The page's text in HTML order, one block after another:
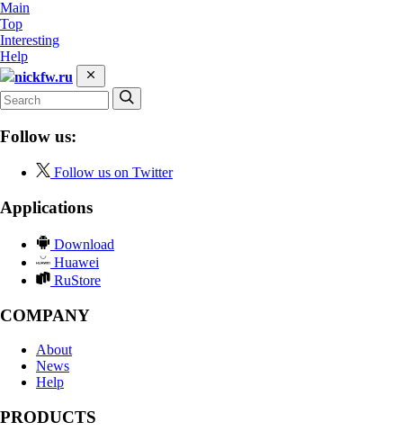
Main
Top
Interesting
Help
nickfw.ru
Follow us:
Follow us on Twitter
Applications
Download
Huawei
RuStore
COMPANY
About
News
Help
PRODUCTS